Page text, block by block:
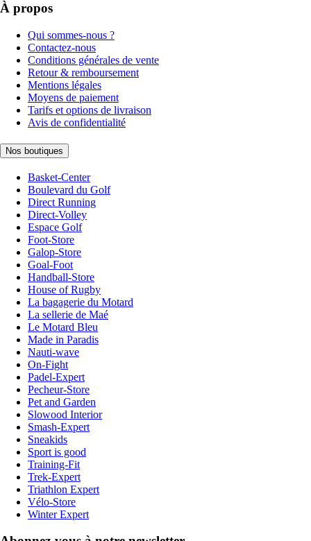
À propos
Qui sommes-nous ?
Contactez-nous
Conditions générales de vente
Retour & remboursement
Mentions légales
Moyens de paiement
Tarifs et options de livraison
Avis de confidentialité
Nos boutiques
Basket-Center
Boulevard du Golf
Direct Running
Direct-Volley
Espace Golf
Foot-Store
Galop-Store
Goal-Foot
Handball-Store
House of Rugby
La bagagerie du Motard
La sellerie de Maé
Le Motard Bleu
Made in Paradis
Nauti-wave
On-Fight
Padel-Expert
Pecheur-Store
Pet and Garden
Slowood Interior
Smash-Expert
Sneakids
Sport is good
Training-Fit
Trek-Expert
Triathlon Expert
Vélo-Store
Winter Expert